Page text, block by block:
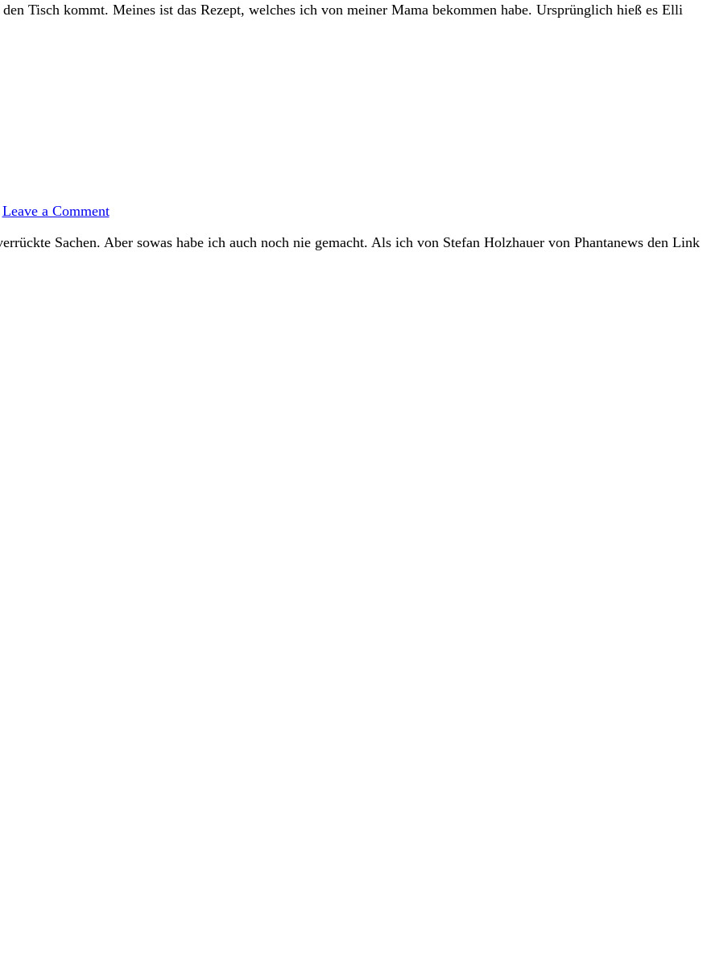
hex
Tisch kommt. Meines ist das Rezept, welches ich von meiner Mama bekommen habe. Ursprünglich hieß es Elli
Leave a CommentZuckergeoden
Sachen. Aber sowas habe ich auch noch nie gemacht. Als ich von Stefan Holzhauer von Phantanews den Link